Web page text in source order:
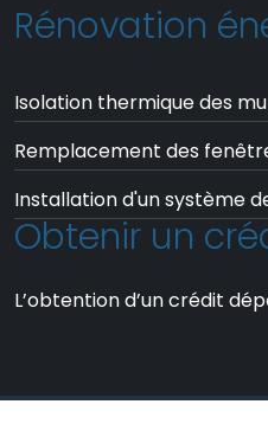
Rénovation
Isolation thermique des
Remplacement des
Installation d'un système
Obtenir un
L’obtention d’un crédit